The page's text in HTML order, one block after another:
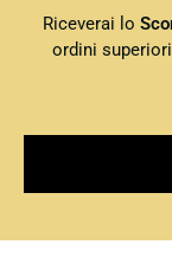
Riceverai lo
ordini